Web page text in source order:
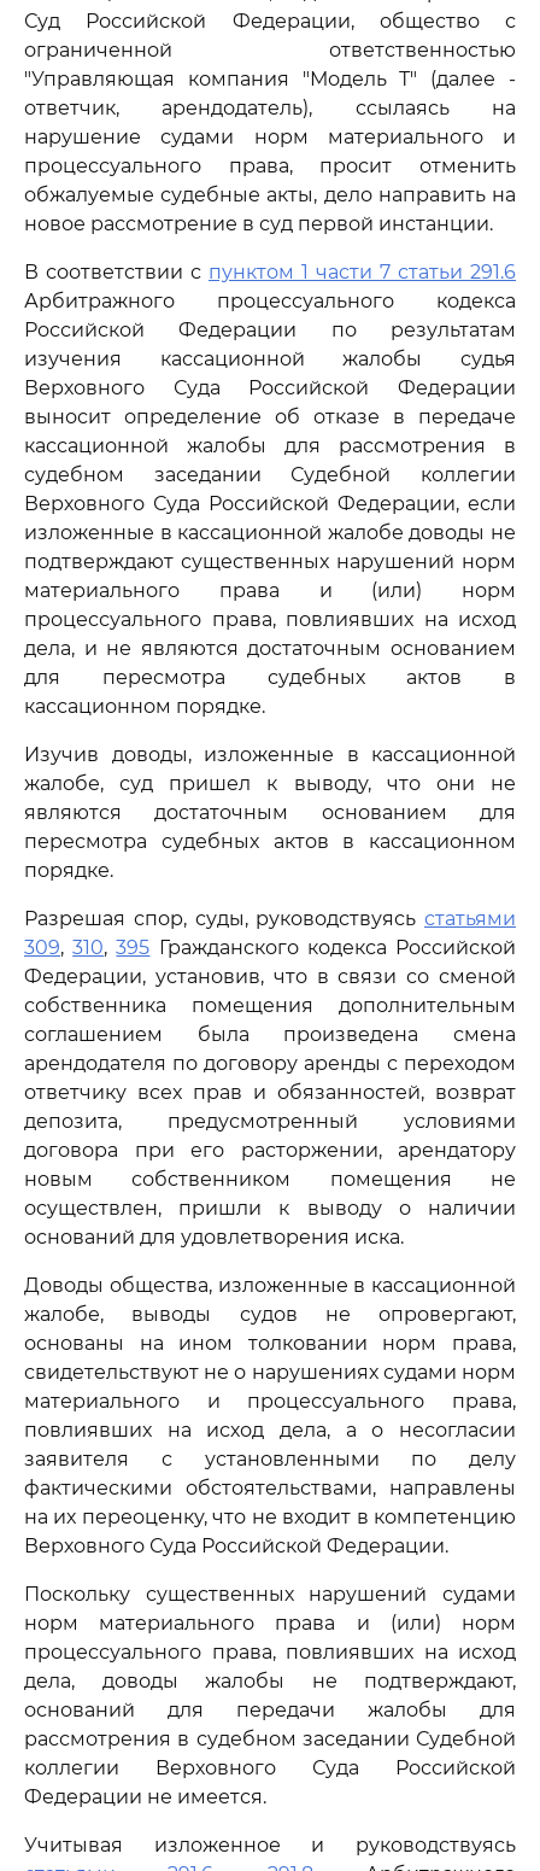
Суд Российской Федерации, общество с
ограниченной ответственностью
"Управляющая компания "Модель Т" (далее -
ответчик, арендодатель), ссылаясь на
нарушение судами норм материального и
процессуального права, просит отменить
обжалуемые судебные акты, дело направить на
новое рассмотрение в суд первой инстанции.
В соответствии с пунктом 1 части 7 статьи 291.6
Арбитражного процессуального кодекса
Российской Федерации по результатам
изучения кассационной жалобы судья
Верховного Суда Российской Федерации
выносит определение об отказе в передаче
кассационной жалобы для рассмотрения в
судебном заседании Судебной коллегии
Верховного Суда Российской Федерации, если
изложенные в кассационной жалобе доводы не
подтверждают существенных нарушений норм
материального права и (или) норм
процессуального права, повлиявших на исход
дела, и не являются достаточным основанием
для пересмотра судебных актов в
кассационном порядке.
Изучив доводы, изложенные в кассационной
жалобе, суд пришел к выводу, что они не
являются достаточным основанием для
пересмотра судебных актов в кассационном
порядке.
Разрешая спор, суды, руководствуясь статьями
309,310,395 Гражданского кодекса Российской
Федерации, установив, что в связи со сменой
собственника помещения дополнительным
соглашением была произведена смена
арендодателя по договору аренды с переходом
ответчику всех прав и обязанностей, возврат
депозита, предусмотренный условиями
договора при его расторжении, арендатору
новым собственником помещения не
осуществлен, пришли к выводу о наличии
оснований для удовлетворения иска.
Доводы общества, изложенные в кассационной
жалобе, выводы судов не опровергают,
основаны на ином толковании норм права,
свидетельствуют не о нарушениях судами норм
материального и процессуального права,
повлиявших на исход дела, а о несогласии
заявителя с установленными по делу
фактическими обстоятельствами, направлены
на их переоценку, что не входит в компетенцию
Верховного Суда Российской Федерации.
Поскольку существенных нарушений судами
норм материального права и (или) норм
процессуального права, повлиявших на исход
дела, доводы жалобы не подтверждают,
оснований для передачи жалобы для
рассмотрения в судебном заседании Судебной
коллегии Верховного Суда Российской
Федерации не имеется.
Учитывая изложенное и руководствуясь